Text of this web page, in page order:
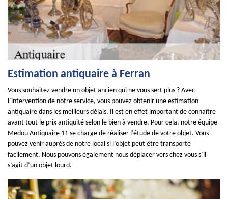
Estimation antiquaire à Ferran
Vous souhaitez vendre un objet ancien qui ne vous sert plus ? Avec
l’intervention de notre service, vous pouvez obtenir une estimation
antiquaire dans les meilleurs délais. Il est en effet important de connaître
avant tout le prix antiquité selon le bien à vendre. Pour cela, notre équipe
Medou Antiquaire 11 se charge de réaliser l’étude de votre objet. Vous
pouvez venir auprès de notre local si l’objet peut être transporté
facilement. Nous pouvons également nous déplacer vers chez vous s’il
s’agit d’un objet lourd.